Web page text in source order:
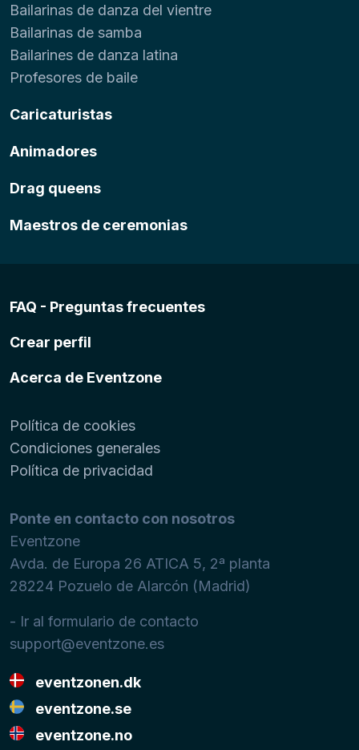
Bailarinas de danza del vientre
Bailarinas de samba
Bailarines de danza latina
Profesores de baile
Caricaturistas
Animadores
Drag queens
Maestros de ceremonias
FAQ - Preguntas frecuentes
Crear perfil
Acerca de Eventzone
Política de cookies
Condiciones generales
Política de privacidad
Ponte en contacto con nosotros
Eventzone
Avda. de Europa 26 ATICA 5, 2ª planta
28224 Pozuelo de Alarcón (Madrid)
- Ir al formulario de contacto
support@eventzone.es
eventzonen.dk
eventzone.se
eventzone.no